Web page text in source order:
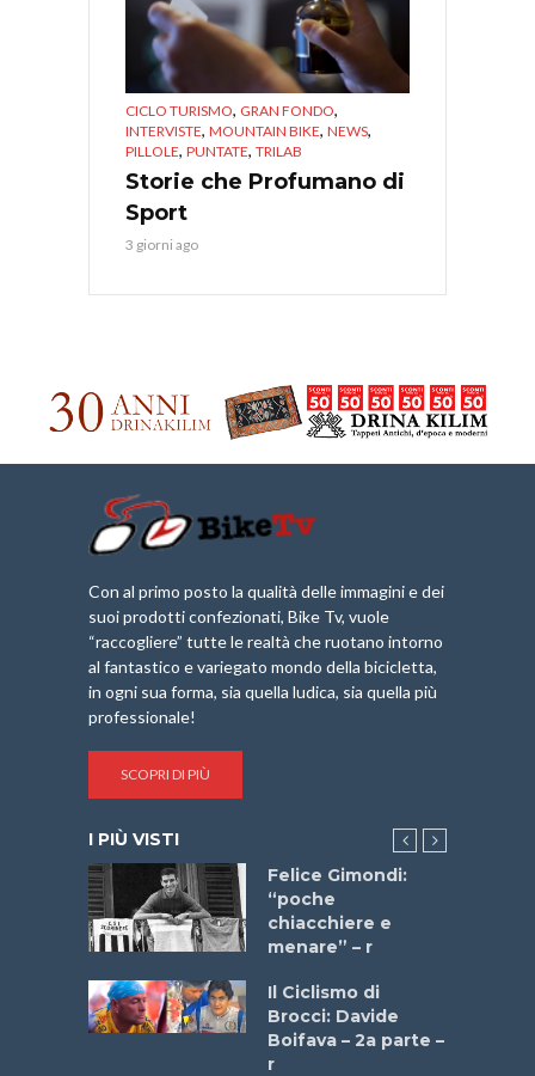
CICLO TURISMO, GRAN FONDO,
INTERVISTE, MOUNTAIN BIKE, NEWS,
PILLOLE, PUNTATE, TRILAB
Storie che Profumano di
Sport
3 giorni ago
Con al primo posto la qualità delle immagini e dei
suoi prodotti confezionati, Bike Tv, vuole
“raccogliere” tutte le realtà che ruotano intorno
al fantastico e variegato mondo della bicicletta,
in ogni sua forma, sia quella ludica, sia quella più
professionale!
SCOPRI DI PIÙ
I PIÙ VISTI
Felice Gimondi:
“poche
chiacchiere e
menare” – r
Il Ciclismo di
Brocci: Davide
Boifava – 2a parte –
r